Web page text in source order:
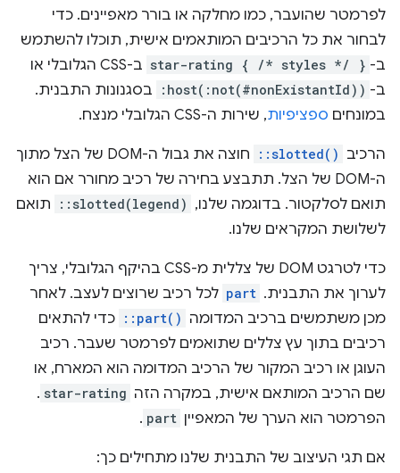
לפרמטר שהועבר, כמו מחלקה או בורר מאפיינים. כדי
לבחור את כל הרכיבים המותאמים אישית, תוכלו להשתמש
ב- star-rating { /* styles */ }
ב-CSS הגלובלי או
ב- :host(:not(#nonExistantId))
בסגנונות התבנית.
במונחים ספציפיות, שירות ה-CSS הגלובלי מנצח.
הרכיב ::slotted()
חוצה את גבול ה-DOM של הצל מתוך
ה-DOM של הצל. תתבצע בחירה של רכיב מחורר אם הוא
תואם לסלקטור. בדוגמה שלנו, ::slotted(legend)
תואם
לשלושת המקראים שלנו.
כדי לטרגט DOM של צללית מ-CSS בהיקף הגלובלי, צריך
לערוך את התבנית. part לכל רכיב שרוצים לעצב. לאחר
מכן משתמשים ברכיב המדומה ::part() כדי להתאים
רכיבים בתוך עץ צללים שתואמים לפרמטר שעבר. רכיב
העוגן או רכיב המקור של הרכיב המדומה הוא המארח, או
שם הרכיב המותאם אישית, במקרה הזה star-rating
.
הפרמטר הוא הערך של המאפיין part
.
אם תגי העיצוב של התבנית שלנו מתחילים כך: